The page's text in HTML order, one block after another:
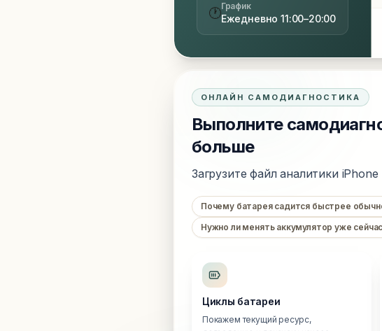
🕐График
Ежедневно 11:00–20:00
ОНЛАЙН САМОДИАГНОСТИКА
Выполните
больше
Загрузите файл аналитики
Почему батарея садится быстрее
Нужно ли менять аккумулятор уже
Циклы батареи
Покажем текущий ресурс,